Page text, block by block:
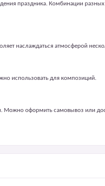
праздника. Комбинации
наслаждаться атмосферой
использовать для композиций.
Можно оформить самовывоз или